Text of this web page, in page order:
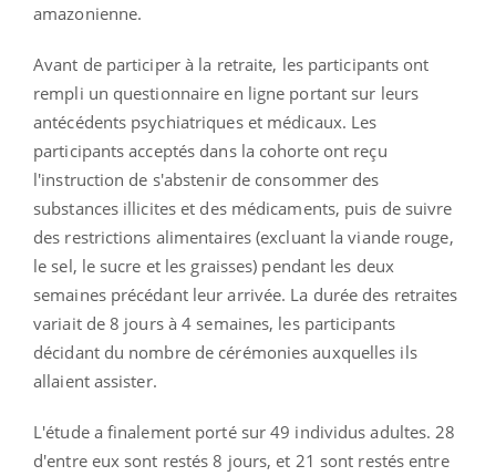
amazonienne.
Avant de participer à la retraite, les participants ont
rempli un questionnaire en ligne portant sur leurs
antécédents psychiatriques et médicaux. Les
participants acceptés dans la cohorte ont reçu
l'instruction de s'abstenir de consommer des
substances illicites et des médicaments, puis de suivre
des restrictions alimentaires (excluant la viande rouge,
le sel, le sucre et les graisses) pendant les deux
semaines précédant leur arrivée. La durée des retraites
variait de 8 jours à 4 semaines, les participants
décidant du nombre de cérémonies auxquelles ils
allaient assister.
L'étude a finalement porté sur 49 individus adultes. 28
d'entre eux sont restés 8 jours, et 21 sont restés entre